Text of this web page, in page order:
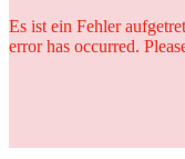
Es ist ein Fehler
error has occurred.